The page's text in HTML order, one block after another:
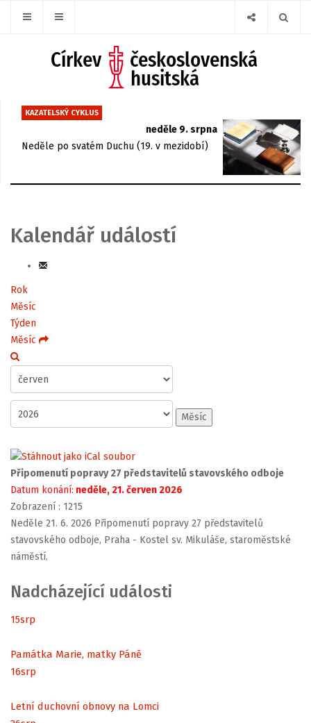
KAZATELSKÝ CYKLUS
neděle 9. srpna
Neděle po svatém Duchu (19. v mezidobí)
Kalendář událostí
Rok
Měsíc
Týden
Měsíc
Měsíc
Připomenutí popravy 27 představitelů stavovského odboje
Datum konání: neděle, 21. červen 2026
Zobrazení : 1215
Neděle 21. 6. 2026 Připomenutí popravy 27 představitelů
stavovského odboje, Praha - Kostel sv. Mikuláše, staroměstské
náměstí.
Nadcházející události
15srp
Památka Marie, matky Páně
16srp
Letní duchovní obnovy na Lomci